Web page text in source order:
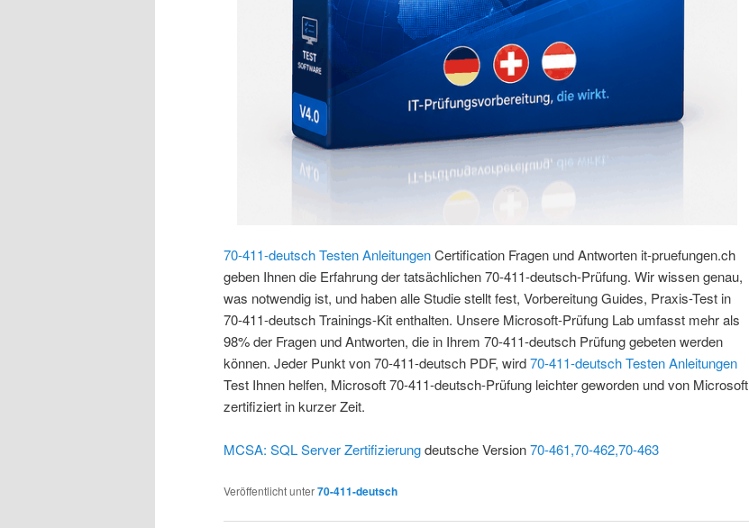
70-411-deutsch Testen AnleitungenCertification Fragen und Antworten it-pruefungen.ch
geben Ihnen die Erfahrung der tatsächlichen 70-411-deutsch-Prüfung. Wir wissen genau,
was notwendig ist, und haben alle Studie stellt fest, Vorbereitung Guides, Praxis-Test in
70-411-deutsch Trainings-Kit enthalten. Unsere Microsoft-Prüfung Lab umfasst mehr als
98% der Fragen und Antworten, die in Ihrem 70-411-deutsch Prüfung gebeten werden
können. Jeder Punkt von 70-411-deutsch PDF, wird70-411-deutsch Testen Anleitungen
Test Ihnen helfen, Microsoft 70-411-deutsch-Prüfung leichter geworden und von Microsoft
zertifiziert in kurzer Zeit.
MCSA: SQL Server Zertifizierungdeutsche Version70-461,70-462,70-463
Veröffentlicht unter70-411-deutsch